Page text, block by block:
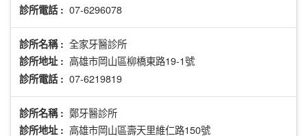
診所電話 : 07-6296078
診所名稱 : 全家牙醫診所
診所地址 : 高雄市岡山區柳橋東路19-1號
診所電話 : 07-6219819
診所名稱 : 鄭牙醫診所
診所地址 : 高雄市岡山區壽天里維仁路150號